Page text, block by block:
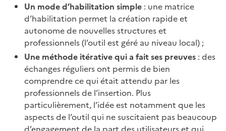
Un mode d’habilitation simple : une matrice
d’habilitation permet la création rapide et
autonome de nouvelles structures et
professionnels (l’outil est géré au niveau local) ;
Une méthode itérative qui a fait ses preuves : des
échanges réguliers ont permis de bien
comprendre ce qui était attendu par les
professionnels de l’insertion. Plus
particulièrement, l’idée est notamment que les
aspects de l’outil qui ne suscitaient pas beaucoup